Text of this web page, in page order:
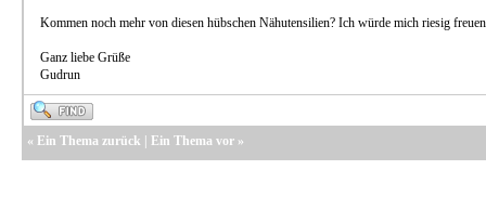
Kommen noch mehr von diesen hübschen Nähutensilien? Ich würde mich riesig
Ganz liebe Grüße
Gudrun
« Ein Thema zurück Ein Thema vor »